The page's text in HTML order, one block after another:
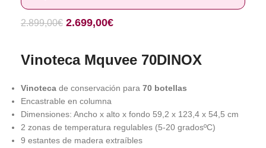
2.899,00€ 2.699,00€
Vinoteca Mquvee 70DINOX
Vinoteca de conservación para 70 botellas
Encastrable en columna
Dimensiones: Ancho x alto x fondo 59,2 x 123,4 x 54,5 cm
2 zonas de temperatura regulables (5-20 gradosºC)
9 estantes de madera extraíbles